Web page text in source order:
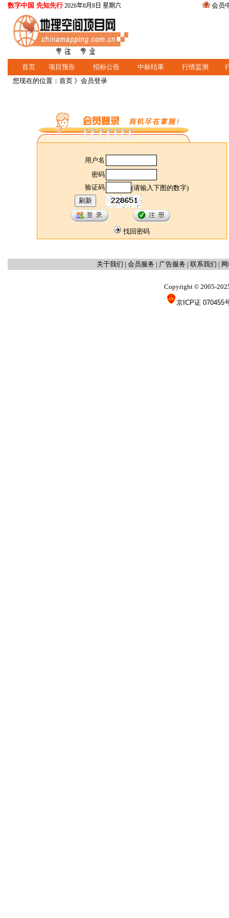
数字中国 先知先行 2026年8月8日 星期六 会员
首页 项目预告 招标公告 中标结果 行情监测
您现在的位置： 首页 》会员登录
用户名
密码
验证码
(请输入下图的数字)
找回密码
关于我们 | 会员服务 | 广告服务 | 联系我们 |
Copyright © 2005-
京ICP证 070455